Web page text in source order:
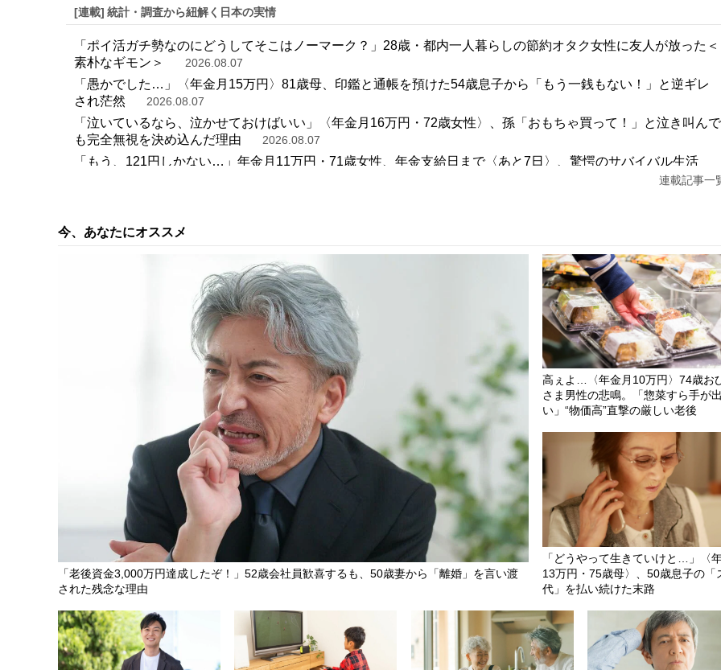
[連載] 統計・調査から紐解く日本の実情
「ポイ活ガチ勢なのにどうしてそこはノーマーク？」28歳・都内一人暮らしの節約オタク女性に友人が放った＜
素朴なギモン＞
2026.08.07
「愚かでした…」〈年金月15万円〉81歳母、印鑑と通帳を預けた54歳息子から「もう一銭もない！」と逆ギレ
され茫然
2026.08.07
「泣いているなら、泣かせておけばいい」〈年金月16万円・72歳女性〉、孫「おもちゃ買って！」と泣き叫んで
も完全無視を決め込んだ理由
2026.08.07
「もう、121円しかない…」年金月11万円・71歳女性、年金支給日まで〈あと7日〉、驚愕のサバイバル生活
連載記事一
今、あなたにオススメ
「老後資金3,000万円達成したぞ！」52歳会社員歓喜するも、50歳妻から「離婚」を言い渡
された残念な理由
高ぇよ…〈年金月10万円〉74歳お
さま男性の悲鳴。「惣菜すら手が
い」“物価高”直撃の厳しい老後
「どうやって生きていけと…」〈
13万円・75歳母〉、50歳息子の「
代」を払い続けた末路